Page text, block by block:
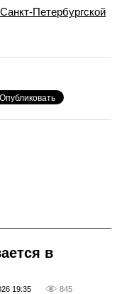
Санкт-Петербургской
в
19:35 845